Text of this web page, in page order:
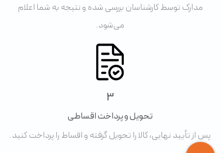
مدارک توسط کارشناسان بررسی شده و نتیجه به شما اعلام
می‌شود.
3
تحویل و پرداخت اقساطی
پس از تأیید نهایی، کالا را تحویل گرفته و اقساط را پرداخت کنید.